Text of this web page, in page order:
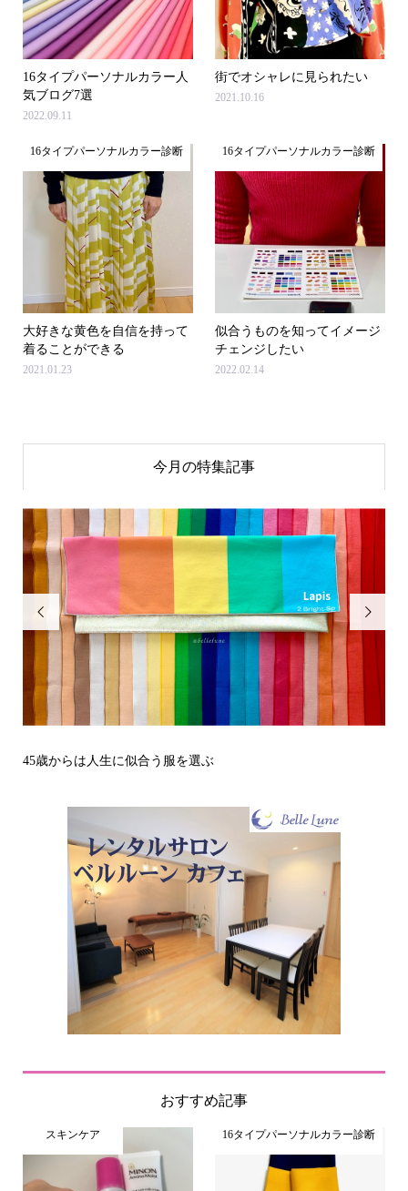
16タイプパーソナルカラー人
気ブログ7選
2022.09.11
街でオシャレに見られたい
2021.10.16
16タイプパーソナルカラー診断
大好きな黄色を自信を持って
着ることができる
2021.01.23
16タイプパーソナルカラー診断
似合うものを知ってイメージ
チェンジしたい
2022.02.14
今月の特集記事

その立場で信頼される見た目にするには？〜予告編〜

おすすめ記事
スキンケア 16タイプパーソナルカラー診断